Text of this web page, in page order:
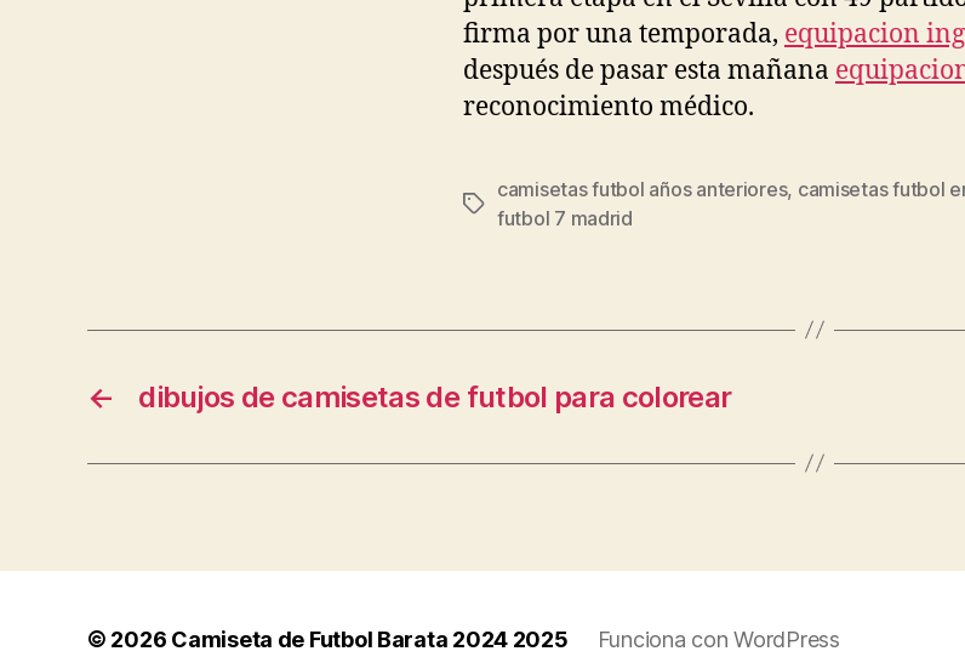
firma por una temporada, equipacion
después de pasar esta mañana
reconocimiento médico.
Etiquetas
camisetas futbol años anteriores, camisetas futbol
futbol 7 madrid
← dibujos de camisetas de futbol para colorear
© 2026 Camiseta de Futbol Barata 2024 2025 Funciona con WordPress